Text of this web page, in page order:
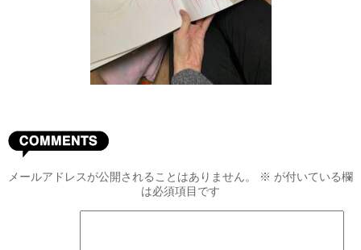
メールアドレスが公開されることはありません。 ※ が付いている欄
は必須項目です